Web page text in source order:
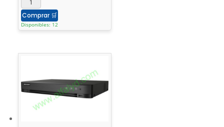
Comprar 🛒
Disponibles: 12